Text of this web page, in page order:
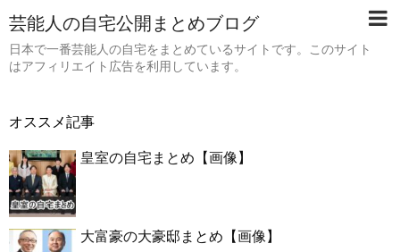
芸能人の自宅公開まとめブログ
日本で一番芸能人の自宅をまとめているサイトです。このサイト
はアフィリエイト広告を利用しています。
オススメ記事
皇室の自宅まとめ【画像】
大富豪の大豪邸まとめ【画像】